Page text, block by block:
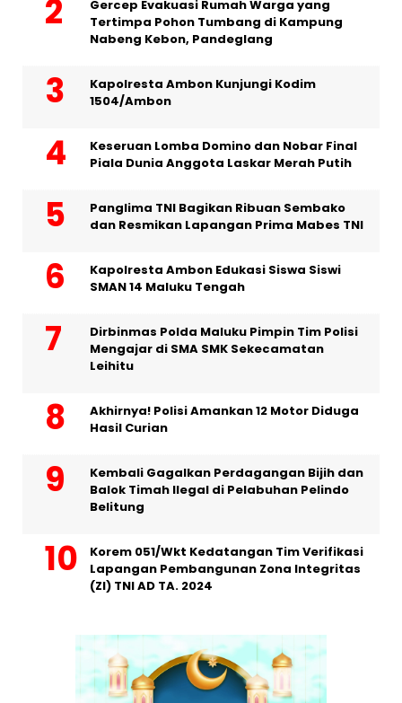
Gercep Evakuasi Rumah Warga yang
Tertimpa Pohon Tumbang di Kampung
Nabeng Kebon, Pandeglang
Kapolresta Ambon Kunjungi Kodim
1504/Ambon
Keseruan Lomba Domino dan Nobar Final
Piala Dunia Anggota Laskar Merah Putih
Panglima TNI Bagikan Ribuan Sembako
dan Resmikan Lapangan Prima Mabes TNI
Kapolresta Ambon Edukasi Siswa Siswi
SMAN 14 Maluku Tengah
Dirbinmas Polda Maluku Pimpin Tim Polisi
Mengajar di SMA SMK Sekecamatan
Leihitu
Akhirnya! Polisi Amankan 12 Motor Diduga
Hasil Curian
Kembali Gagalkan Perdagangan Bijih dan
Balok Timah Ilegal di Pelabuhan Pelindo
Belitung
Korem 051/Wkt Kedatangan Tim Verifikasi
Lapangan Pembangunan Zona Integritas
(ZI) TNI AD TA. 2024